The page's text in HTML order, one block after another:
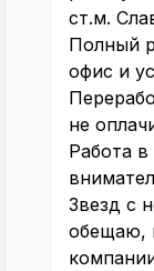
ст.м.
Полный
офис и
не
Работа в
Звезд с
обещаю,